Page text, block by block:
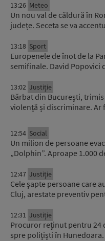
13:26 Meteo
Un nou val de căldură în
județe. Seceta se va
13:18 Sport
Europenele de înot de la
semifinale. David Popovici
13:02 Justiție
Bărbat din București,
violență și discriminare.
12:54 Social
Un milion de persoane
„Dolphin”. Aproape 1.000
12:47 Justiție
Cele șapte persoane care
Cluj, arestate preventiv
12:31 Justiție
Procuror reținut pentru 24
spre polițiști în